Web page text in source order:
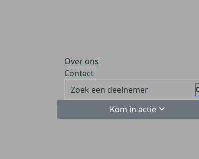
Over ons
Contact
Kom in actie